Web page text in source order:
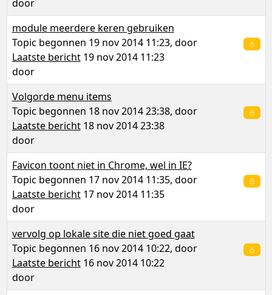
door
module meerdere keren gebruiken
Topic begonnen 19 nov 2014 11:23, door
Laatste bericht19 nov 2014 11:23
door
Volgorde menu items
Topic begonnen 18 nov 2014 23:38, door
Laatste bericht18 nov 2014 23:38
door
Favicon toont niet in Chrome, wel in IE?
Topic begonnen 17 nov 2014 11:35, door
Laatste bericht17 nov 2014 11:35
door
vervolg op lokale site die niet goed gaat
Topic begonnen 16 nov 2014 10:22, door
Laatste bericht16 nov 2014 10:22
door